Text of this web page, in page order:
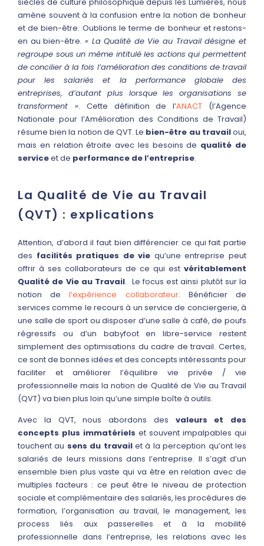
amène souvent à la confusion entre la notion de bonheur
et de bien-être. Oublions le terme de bonheur et restons-
en au bien-être. « La Qualité de Vie au Travail désigne et
regroupe sous un même intitulé les actions qui permettent
de concilier à la fois l’amélioration des conditions de travail
pour les salariés et la performance globale des
entreprises, d’autant plus lorsque les organisations se
transforment ». Cette définition de l’ANACT (l’Agence
Nationale pour l’Amélioration des Conditions de Travail)
résume bien la notion de QVT. Le bien-être au travailoui,
mais en relation étroite avec les besoins de qualité de
serviceet de performance de l’entreprise.
La Qualité de Vie au Travail
(QVT) : explications
Attention, d’abord il faut bien différencier ce qui fait partie
des facilités pratiques de vie qu’une entreprise peut
offrir à ses collaborateurs de ce qui est véritablement
Qualité de Vie au Travail. Le focus est ainsi plutôt sur la
notion del’expérience collaborateur. Bénéficier de
services comme le recours à un service de conciergerie, à
une salle de sport ou disposer d’une salle à café, de poufs
régressifs ou d’un babyfoot en libre-service restent
simplement des optimisations du cadre de travail. Certes,
ce sont de bonnes idées et des concepts intéressants pour
faciliter et améliorer l’équilibre vie privée / vie
professionnelle mais la notion de Qualité de Vie au Travail
(QVT) va bien plus loin qu’une simple boîte à outils.
Avec la QVT, nous abordons des valeurs et des
concepts plus immatériels et souvent impalpables qui
touchent au sens du travailet à la perception qu’ont les
salariés de leurs missions dans l’entreprise. Il s’agit d’un
ensemble bien plus vaste qui va être en relation avec de
multiples facteurs : ce peut être le niveau de protection
sociale et complémentaire des salariés, les procédures de
formation, l’organisation au travail, le management, les
process liés aux passerelles et à la mobilité
professionnelle dans l’entreprise, les relations avec les